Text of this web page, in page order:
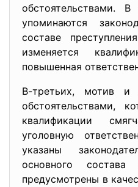
обстоятельствами.
упоминаются
составе
изменяется
повышенная
В-третьих, мотив и
обстоятельствами,
квалификации
уголовную
указаны
основного
предусмотрены в